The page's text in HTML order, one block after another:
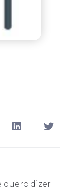
quero dizer